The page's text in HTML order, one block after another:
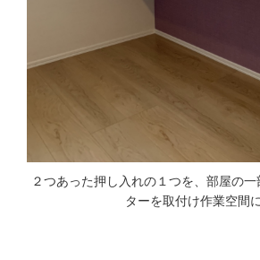
２つあった押し入れの１つを、部屋の
ターを取付け作業空間に